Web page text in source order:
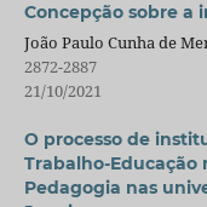
Concepção sobre a
João Paulo Cunha de
2872-2887
21/10/2021
O processo de
Trabalho-Educação
Pedagogia nas